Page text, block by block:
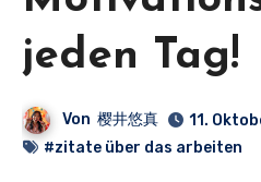
jeden Tag!
Von 樱井悠真
11.
#zitate über das arbeiten